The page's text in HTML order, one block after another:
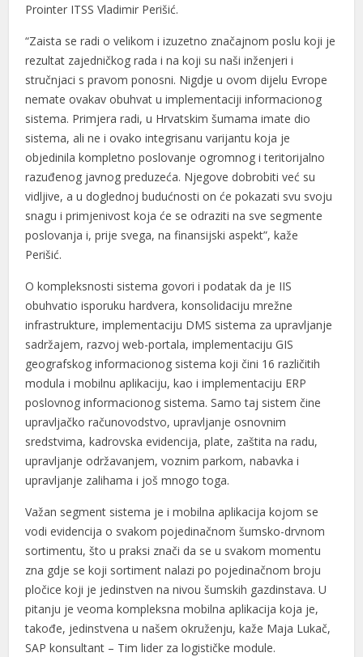
Prointer ITSS Vladimir Perišić.
“Zaista se radi o velikom i izuzetno značajnom poslu koji je
rezultat zajedničkog rada i na koji su naši inženjeri i
stručnjaci s pravom ponosni. Nigdje u ovom dijelu Evrope
nemate ovakav obuhvat u implementaciji informacionog
sistema. Primjera radi, u Hrvatskim šumama imate dio
sistema, ali ne i ovako integrisanu varijantu koja je
objedinila kompletno poslovanje ogromnog i teritorijalno
razuđenog javnog preduzeća. Njegove dobrobiti već su
vidljive, a u doglednoj budućnosti on će pokazati svu svoju
snagu i primjenivost koja će se odraziti na sve segmente
poslovanja i, prije svega, na finansijski aspekt”, kaže
Perišić.
O kompleksnosti sistema govori i podatak da je IIS
obuhvatio isporuku hardvera, konsolidaciju mrežne
infrastrukture, implementaciju DMS sistema za upravljanje
sadržajem, razvoj web-portala, implementaciju GIS
geografskog informacionog sistema koji čini 16 različitih
modula i mobilnu aplikaciju, kao i implementaciju ERP
poslovnog informacionog sistema. Samo taj sistem čine
upravljačko računovodstvo, upravljanje osnovnim
sredstvima, kadrovska evidencija, plate, zaštita na radu,
upravljanje održavanjem, voznim parkom, nabavka i
upravljanje zalihama i još mnogo toga.
Važan segment sistema je i mobilna aplikacija kojom se
vodi evidencija o svakom pojedinačnom šumsko-drvnom
sortimentu, što u praksi znači da se u svakom momentu
zna gdje se koji sortiment nalazi po pojedinačnom broju
pločice koji je jedinstven na nivou šumskih gazdinstava. U
pitanju je veoma kompleksna mobilna aplikacija koja je,
takođe, jedinstvena u našem okruženju, kaže Maja Lukač,
SAP konsultant – Tim lider za logističke module.